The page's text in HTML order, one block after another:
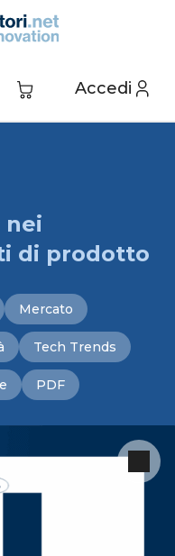
Accedi
nei
di prodotto
Mercato
Tech Trends
PDF